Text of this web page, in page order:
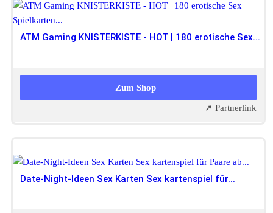
ATM Gaming KNISTERKISTE - HOT | 180 erotische Sex...
Zum Shop
➚ Partnerlink
Date-Night-Ideen Sex Karten Sex kartenspiel für...